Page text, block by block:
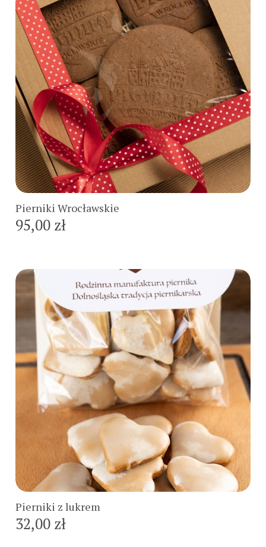
Pierniki Wrocławskie
95,00 zł
Do koszyka
Pierniki z lukrem
32,00 zł
Do koszyka